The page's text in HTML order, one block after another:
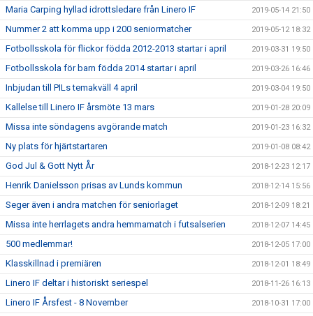
Maria Carping hyllad idrottsledare från Linero IF 2019-05-14 21:50
Nummer 2 att komma upp i 200 seniormatcher 2019-05-12 18:32
Fotbollsskola för flickor födda 2012-2013 startar i april 2019-03-31 19:50
Fotbollsskola för barn födda 2014 startar i april 2019-03-26 16:46
Inbjudan till PILs temakväll 4 april 2019-03-04 19:50
Kallelse till Linero IF årsmöte 13 mars 2019-01-28 20:09
Missa inte söndagens avgörande match 2019-01-23 16:32
Ny plats för hjärtstartaren 2019-01-08 08:42
God Jul & Gott Nytt År 2018-12-23 12:17
Henrik Danielsson prisas av Lunds kommun 2018-12-14 15:56
Seger även i andra matchen för seniorlaget 2018-12-09 18:21
Missa inte herrlagets andra hemmamatch i futsalserien 2018-12-07 14:45
500 medlemmar! 2018-12-05 17:00
Klasskillnad i premiären 2018-12-01 18:49
Linero IF deltar i historiskt seriespel 2018-11-26 16:13
Linero IF Årsfest - 8 November 2018-10-31 17:00